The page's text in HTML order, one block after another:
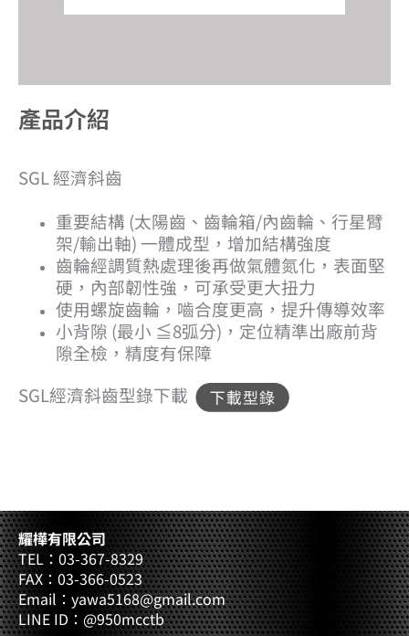
產品介紹​
SGL 經濟斜齒
重要結構 (太陽齒、齒輪箱/內齒輪、行星臂
架/輸出軸) 一體成型，增加結構強度
齒輪經調質熱處理後再做氣體氮化，表面堅
硬，內部韌性強，可承受更大扭力
使用螺旋齒輪，嚙合度更高，提升傳導效率
小背隙 (最小 ≦8弧分)，定位精準出廠前背
隙全檢，精度有保障
SGL經濟斜齒型錄下載
耀樺有限公司
TEL：03-367-8329
FAX：03-366-0523
Email：yawa5168@gmail.com
LINE ID：@950mcctb